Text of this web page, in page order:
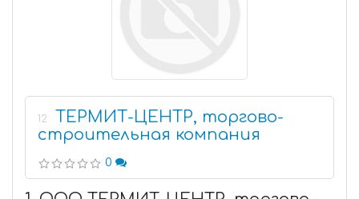
12
ТЕРМИТ-ЦЕНТР, торгово-
строительная компания
0